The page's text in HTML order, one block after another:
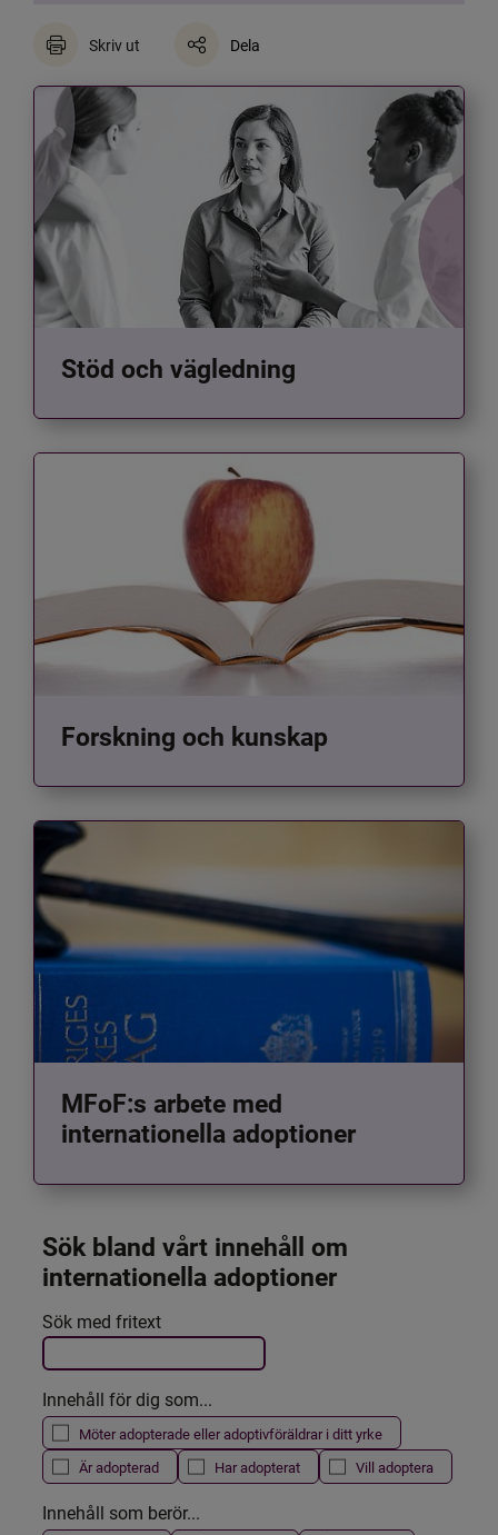
Skriv ut Dela
Stöd och vägledning
Forskning och kunskap
MFoF:s arbete med
internationella adoptioner
Sök bland vårt innehåll om
internationella adoptioner
Filtrera resultatet
Det här formuläret postas automatiskt
Sök med fritext
Innehåll för dig som...
Möter adopterade eller adoptivföräldrar i ditt yrke
Är adopterad
Har adopterat Vill adoptera
Innehåll som berör...